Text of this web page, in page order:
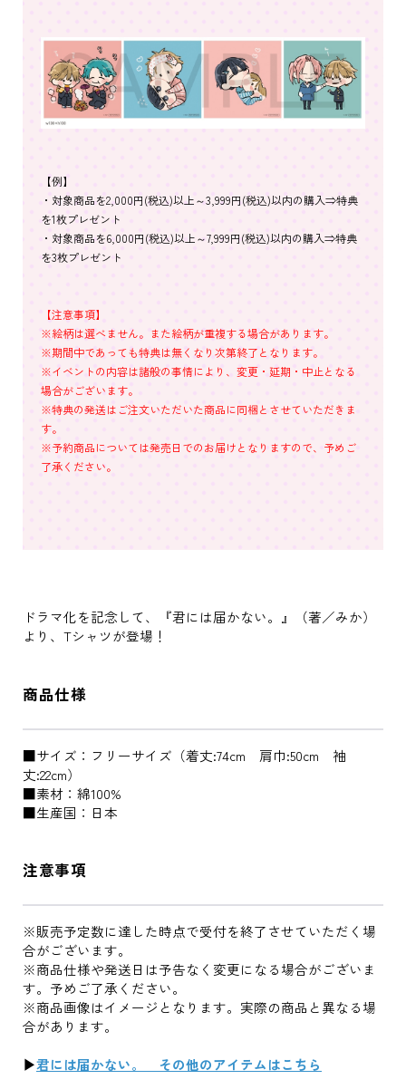
【例】
・対象商品を2,000円(税込)以上～3,999円(税込)以内の購入⇒特典
を1枚プレゼント
・対象商品を6,000円(税込)以上～7,999円(税込)以内の購入⇒特典
を3枚プレゼント
【注意事項】
※絵柄は選べません。また絵柄が重複する場合があります。
※期間中であっても特典は無くなり次第終了となります。
※イベントの内容は諸般の事情により、変更・延期・中止となる
場合がございます。
※特典の発送はご注文いただいた商品に同梱とさせていただきま
す。
※予約商品については発売日でのお届けとなりますので、予めご
了承ください。
ドラマ化を記念して、『君には届かない。』（著／みか）
より、Tシャツが登場！
商品仕様
■サイズ：フリーサイズ（着丈:74cm 肩巾:50cm 袖
丈:22cm）
■素材：綿100%
■生産国：日本
注意事項
※販売予定数に達した時点で受付を終了させていただく場
合がございます。
※商品仕様や発送日は予告なく変更になる場合がございま
す。予めご了承ください。
※商品画像はイメージとなります。実際の商品と異なる場
合があります。
▶君には届かない。 その他のアイテムはこちら